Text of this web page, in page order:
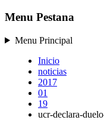
Menu Pestana
Menu Principal
Inicio
noticias
2017
01
19
ucr-declara-